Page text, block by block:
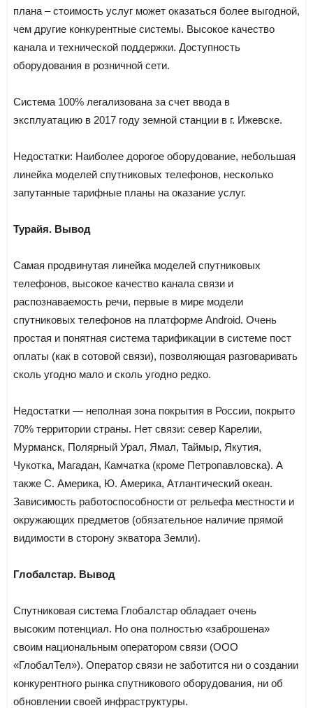
плана – стоимость услуг может оказаться более выгодной,
чем другие конкурентные системы. Высокое качество
канала и технической поддержки. Доступность
оборудования в розничной сети.
Система 100% легализована за счет ввода в
эксплуатацию в 2017 году земной станции в г. Ижевске.
Недостатки: Наиболее дорогое оборудование, небольшая
линейка моделей спутниковых телефонов, несколько
запутанные тарифные планы на оказание услуг.
Турайя. Вывод
Самая продвинутая линейка моделей спутниковых
телефонов, высокое качество канала связи и
распознаваемость речи, первые в мире модели
спутниковых телефонов на платформе Android. Очень
простая и понятная система тарификации в системе пост
оплаты (как в сотовой связи), позволяющая разговаривать
сколь угодно мало и сколь угодно редко.
Недостатки — неполная зона покрытия в России, покрыто
70% территории страны. Нет связи: север Карелии,
Мурманск, Полярный Урал, Ямал, Таймыр, Якутия,
Чукотка, Магадан, Камчатка (кроме Петропавловска). А
также С. Америка, Ю. Америка, Атлантический океан.
Зависимость работоспособности от рельефа местности и
окружающих предметов (обязательное наличие прямой
видимости в сторону экватора Земли).
Глобалстар. Вывод
Спутниковая система Глобалстар обладает очень
высоким потенциал. Но она полностью «заброшена»
своим национальным оператором связи (ООО
«ГлобалТел»). Оператор связи не заботится ни о создании
конкурентного рынка спутникового оборудования, ни об
обновлении своей инфраструктуры.